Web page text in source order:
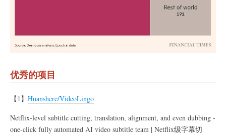
优秀的项目
【1】 Huanshere/VideoLingo
Netflix-level subtitle cutting, translation, alignment, and even dubbing -
one-click fully automated AI video subtitle team | Netflix级字幕切